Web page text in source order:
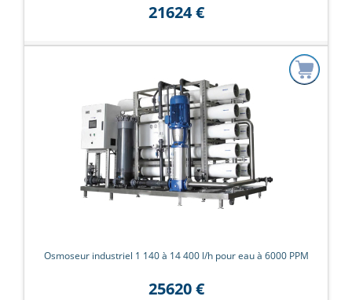
21624 €
Osmoseur industriel 1 140 à 14 400 l/h pour eau à 6000 PPM
25620 €